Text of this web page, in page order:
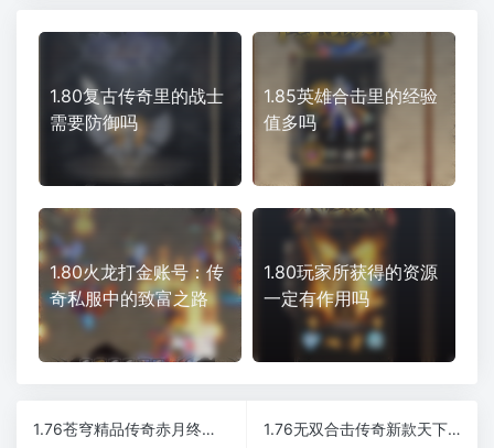
1.80复古传奇里的战士
需要防御吗
1.85英雄合击里的经验
值多吗
1.80火龙打金账号：传
奇私服中的致富之路
1.80玩家所获得的资源
一定有作用吗
1.76苍穹精品传奇赤月终极良心服版本
1.76无双合击传奇新款天下大乱版本